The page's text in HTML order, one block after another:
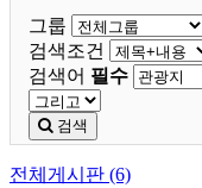
그룹
검색조건
검색어 필수
검색
전체게시판 (6)